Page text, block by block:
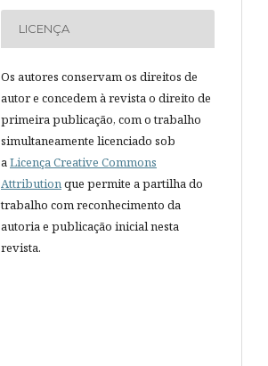
LICENÇA
Os autores conservam os direitos de
autor e concedem à revista o direito de
primeira publicação, com o trabalho
simultaneamente licenciado sob
a Licença Creative Commons
Attribution que permite a partilha do
trabalho com reconhecimento da
autoria e publicação inicial nesta
revista.